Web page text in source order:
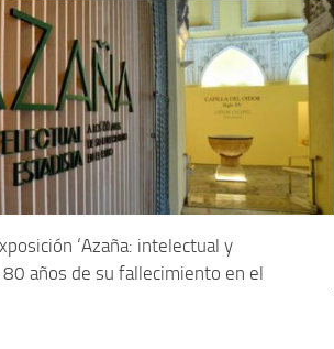
‘Azaña: intelectual y
años de su fallecimiento en el